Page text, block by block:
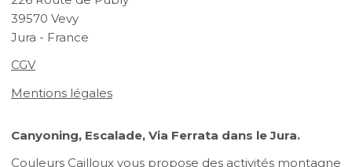
39570 Vevy
Jura - France
CGV
Mentions légales
Canyoning, Escalade, Via Ferrata dans le Jura.
Couleurs Cailloux vous propose des activités montagne